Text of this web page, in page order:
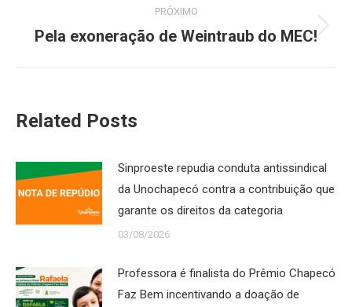
PRÓXIMO
Próximo
Pela exoneração de Weintraub do MEC!
Related Posts
Sinproeste repudia conduta antissindical
da Unochapecó contra a contribuição que
garante os direitos da categoria
03/08/2026
Professora é finalista do Prêmio Chapecó
Faz Bem incentivando a doação de